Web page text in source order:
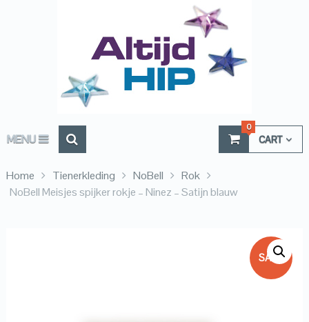
MENU CART
0
Home Tienerkleding NoBell
Rok
NoBell Meisjes spijker rokje – Ninez – Satijn blauw
SALE!